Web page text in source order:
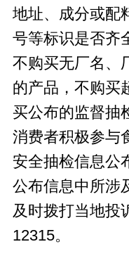
地址、成分或配
号等标识是否齐
不购买无厂名、
的产品，不购买
买公布的监督抽
消费者积极参与
安全抽检信息公
公布信息中所涉
及时拨打当地投
12315。